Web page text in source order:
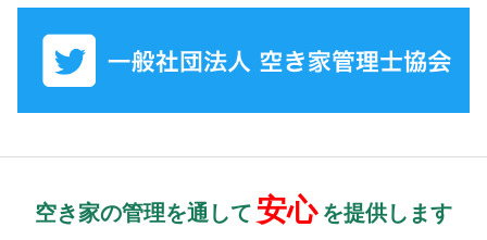
空き家の管理を通して 安心 を提供します